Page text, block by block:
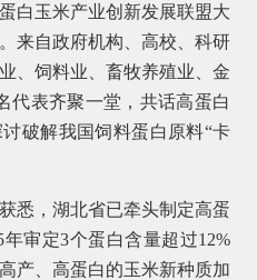
玉米产业创新发展联盟大
来自政府机构、高校、科研
、饲料业、畜牧养殖业、金
代表齐聚一堂，共话高蛋白
破解我国饲料蛋白原料“卡
，湖北省已牵头制定高蛋
审定3个蛋白含量超过12%
产、高蛋白的玉米新种质加